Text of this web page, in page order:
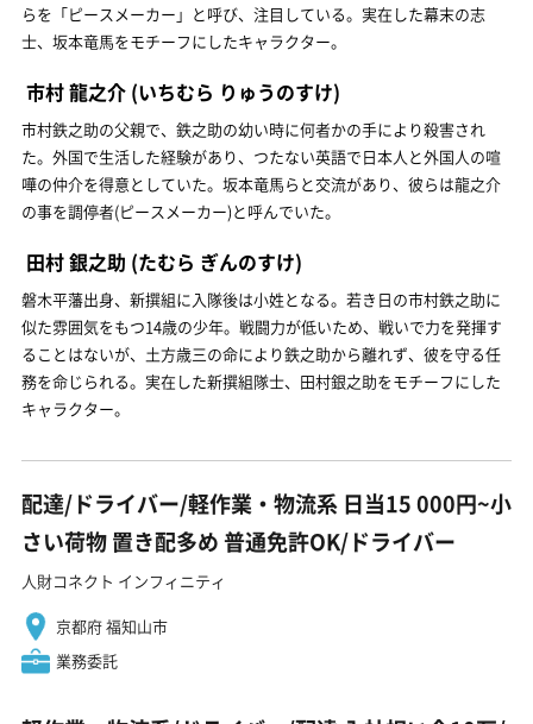
らを「ピースメーカー」と呼び、注目している。実在した幕末の志
士、坂本竜馬をモチーフにしたキャラクター。
市村 龍之介 (いちむら りゅうのすけ)
市村鉄之助の父親で、鉄之助の幼い時に何者かの手により殺害され
た。外国で生活した経験があり、つたない英語で日本人と外国人の喧
嘩の仲介を得意としていた。坂本竜馬らと交流があり、彼らは龍之介
の事を調停者(ピースメーカー)と呼んでいた。
田村 銀之助 (たむら ぎんのすけ)
磐木平藩出身、新撰組に入隊後は小姓となる。若き日の市村鉄之助に
似た雰囲気をもつ14歳の少年。戦闘力が低いため、戦いで力を発揮す
ることはないが、土方歳三の命により鉄之助から離れず、彼を守る任
務を命じられる。実在した新撰組隊士、田村銀之助をモチーフにした
キャラクター。
配達/ドライバー/軽作業・物流系 日当15 000円~小
さい荷物 置き配多め 普通免許OK/ドライバー
人財コネクト インフィニティ
京都府 福知山市
業務委託